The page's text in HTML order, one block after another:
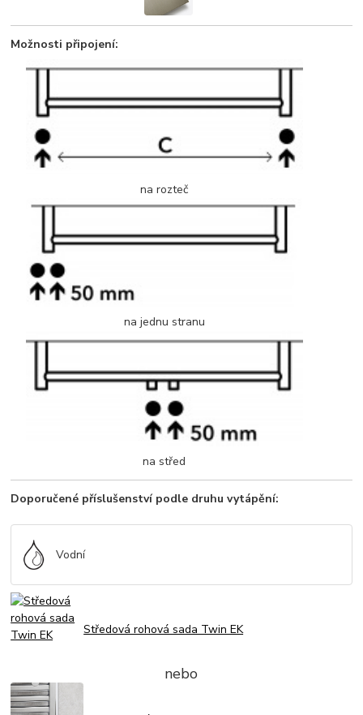
Možnosti připojení:
na rozteč
na jednu stranu
na střed
Doporučené příslušenství podle druhu vytápění:
Vodní
Středová rohová sada Twin EK
nebo